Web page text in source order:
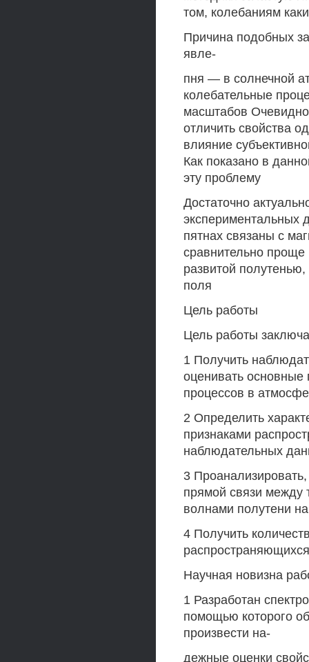
том, колебаниям
Причина подобных
явле-
пня — в солнечной
колебательные
масштабов
отличить свойства
влияние
Как показано в
эту проблему
Достаточно
экспериментальных
пятнах связаны с
сравнительно
развитой
поля
Цель работы
Цель работы
1 Получить
оценивать
процессов в
2 Определить
признаками
наблюдательных
3
прямой связи между
волнами полутени
4 Получить
Научная новизна
1 Разработан
помощью которого
произвести на-
дежные оценки